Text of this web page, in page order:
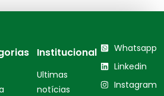
Institucional
Ultimas
notícias
Whatsapp
Linkedin
Instagram